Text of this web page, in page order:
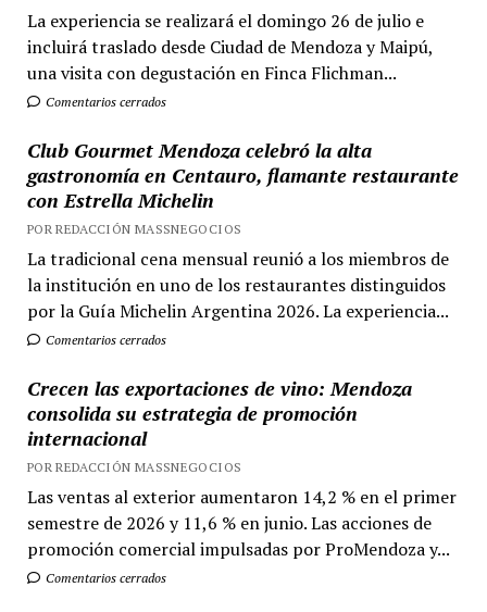
La experiencia se realizará el domingo 26 de julio e
incluirá traslado desde Ciudad de Mendoza y Maipú,
una visita con degustación en Finca Flichman...
Comentarios cerrados
Club Gourmet Mendoza celebró la alta
gastronomía en Centauro, flamante restaurante
con Estrella Michelin
POR REDACCIÓN MASSNEGOCIOS
La tradicional cena mensual reunió a los miembros de
la institución en uno de los restaurantes distinguidos
por la Guía Michelin Argentina 2026. La experiencia...
Comentarios cerrados
Crecen las exportaciones de vino: Mendoza
consolida su estrategia de promoción
internacional
POR REDACCIÓN MASSNEGOCIOS
Las ventas al exterior aumentaron 14,2 % en el primer
semestre de 2026 y 11,6 % en junio. Las acciones de
promoción comercial impulsadas por ProMendoza y...
Comentarios cerrados